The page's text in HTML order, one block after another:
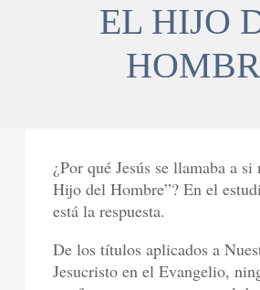
EL HIJO
¿Por qué Jesús se llamaba a
Hijo del Hombre”? En el
está la respuesta.
De los títulos aplicados a
Jesucristo en el Evangelio,